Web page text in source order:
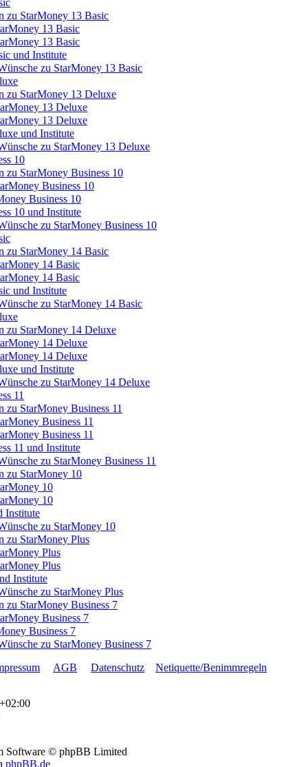
StarMoney 13 Basic
13 Basic
13 Basic
und Institute
zu StarMoney 13 Basic
StarMoney 13 Deluxe
13 Deluxe
13 Deluxe
und Institute
zu StarMoney 13 Deluxe
10
StarMoney Business 10
Business 10
Business 10
10 und Institute
zu StarMoney Business 10
StarMoney 14 Basic
14 Basic
14 Basic
und Institute
zu StarMoney 14 Basic
StarMoney 14 Deluxe
14 Deluxe
14 Deluxe
und Institute
zu StarMoney 14 Deluxe
11
StarMoney Business 11
Business 11
Business 11
11 und Institute
zu StarMoney Business 11
zu StarMoney 10
10
10
Institute
zu StarMoney 10
StarMoney Plus
Plus
Plus
Institute
zu StarMoney Plus
StarMoney Business 7
Business 7
Business 7
zu StarMoney Business 7
AGB Datenschutz
Netiquette/Benimmregeln
Software © phpBB Limited
phpBB.de